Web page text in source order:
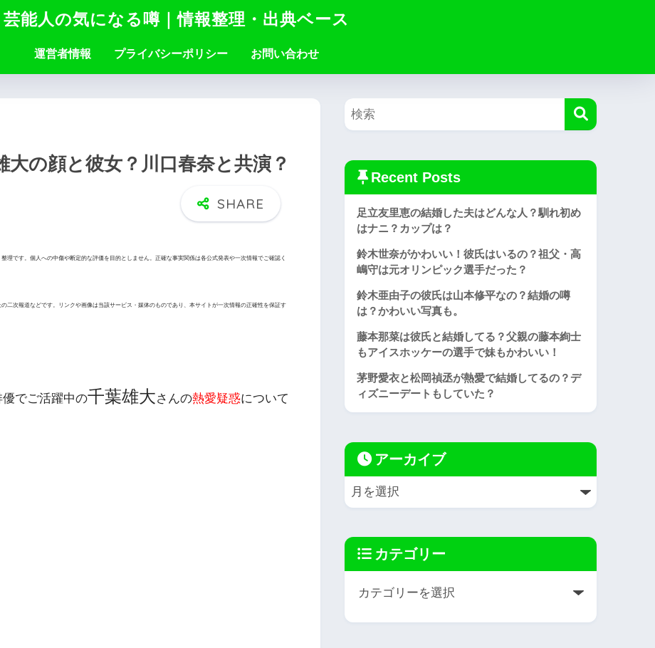
芸能人の気になる噂｜情報整理・出典ベース
運営者情報 プライバシーポリシー お問い合わせ
の顔と彼女？川口春奈と共演？
です。個人への中傷や断定的な評価を目的としません。正確な事実関係は各公式発表や一次情報でご確認く
二次報道などです。リンクや画像は当該サービス・媒体のものであり、本サイトが一次情報の正確性を保証す
でご活躍中の千葉雄大さんの熱愛疑惑について
Recent Posts
足立友里恵の結婚した夫はどんな人？馴れ初め
はナニ？カップは？
鈴木世奈がかわいい！彼氏はいるの？祖父・高
嶋守は元オリンピック選手だった？
鈴木亜由子の彼氏は山本修平なの？結婚の噂
は？かわいい写真も。
藤本那菜は彼氏と結婚してる？父親の藤本絢士
もアイスホッケーの選手で妹もかわいい！
茅野愛衣と松岡禎丞が熱愛で結婚してるの？デ
ィズニーデートもしていた？
アーカイブ
カテゴリー